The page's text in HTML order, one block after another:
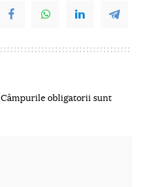
Câmpurile obligatorii sunt